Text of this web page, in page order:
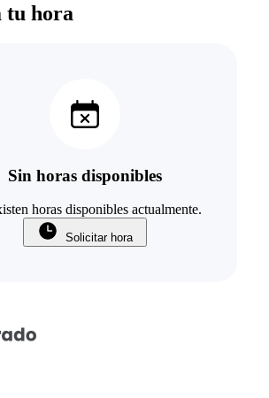
tu hora
Sin horas disponibles
horas disponibles actualmente.
Solicitar hora